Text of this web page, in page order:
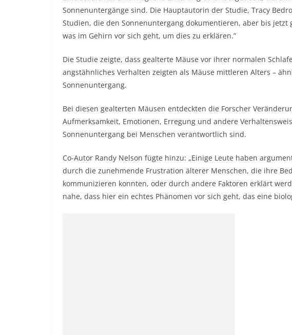
Sonnenuntergänge sind. Die Hauptautorin der Studie, Tracy
Studien, die den Sonnenuntergang dokumentieren, aber bis jetzt
was im Gehirn vor sich geht, um dies zu erklären.”
Die Studie zeigte, dass gealterte Mäuse vor ihrer normalen
angstähnliches Verhalten zeigten als Mäuse mittleren Alters –
Sonnenuntergang.
Bei diesen gealterten Mäusen entdeckten die Forscher
Aufmerksamkeit, Emotionen, Erregung und andere
Sonnenuntergang bei Menschen verantwortlich sind.
Co-Autor Randy Nelson fügte hinzu: „Einige Leute haben
durch die zunehmende Frustration älterer Menschen, die ihre
kommunizieren konnten, oder durch andere Faktoren erklärt
nahe, dass hier ein echtes Phänomen vor sich geht, das eine